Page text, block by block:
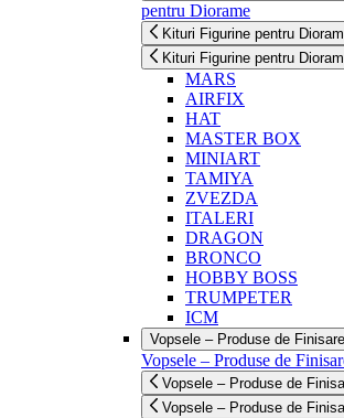
pentru Diorame
Kituri Figurine pentru
Kituri Figurine pentru
MARS
AIRFIX
HAT
MASTER BOX
MINIART
TAMIYA
ZVEZDA
ITALERI
DRAGON
BRONCO
HOBBY BOSS
TRUMPETER
ICM
Vopsele – Produse de
Vopsele – Produse de
Vopsele – Produse de
Vopsele – Produse de